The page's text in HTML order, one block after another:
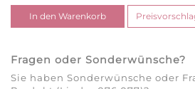
Fragen oder Sonderwünsche?
Sie haben Sonderwünsche oder